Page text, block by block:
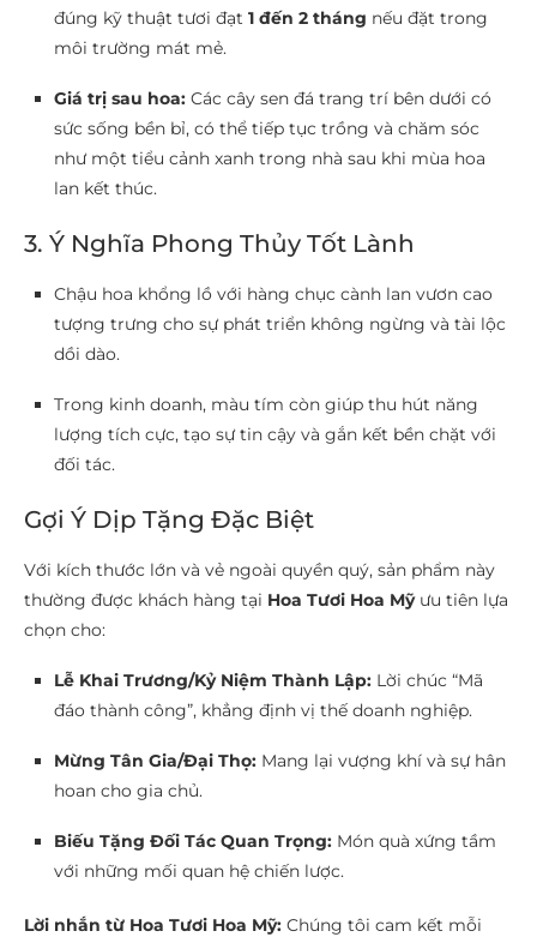
đúng kỹ thuật tươi đạt 1 đến 2 tháng nếu đặt trong
môi trường mát mẻ.
Giá trị sau hoa: Các cây sen đá trang trí bên dưới có
sức sống bền bỉ, có thể tiếp tục trồng và chăm sóc
như một tiểu cảnh xanh trong nhà sau khi mùa hoa
lan kết thúc.
3. Ý Nghĩa Phong Thủy Tốt Lành
Chậu hoa khổng lồ với hàng chục cành lan vươn cao
tượng trưng cho sự phát triển không ngừng và tài lộc
dồi dào.
Trong kinh doanh, màu tím còn giúp thu hút năng
lượng tích cực, tạo sự tin cậy và gắn kết bền chặt với
đối tác.
Gợi Ý Dịp Tặng Đặc Biệt
Với kích thước lớn và vẻ ngoài quyền quý, sản phẩm này
thường được khách hàng tại Hoa Tươi Hoa Mỹưu tiên lựa
chọn cho:
Lễ Khai Trương/Kỷ Niệm Thành Lập: Lời chúc “Mã
đáo thành công”, khẳng định vị thế doanh nghiệp.
Mừng Tân Gia/Đại Thọ: Mang lại vượng khí và sự hân
hoan cho gia chủ.
Biếu Tặng Đối Tác Quan Trọng: Món quà xứng tầm
với những mối quan hệ chiến lược.
Lời nhắn từ Hoa Tươi Hoa Mỹ: Chúng tôi cam kết mỗi